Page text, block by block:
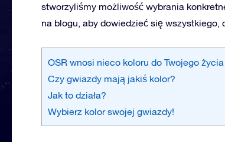
stworzyliśmy możliwość wybrania
na blogu, aby dowiedzieć się wszystkiego,
OSR wnosi nieco koloru do Twojego życia
Czy gwiazdy mają jakiś kolor?
Jak to działa?
Wybierz kolor swojej gwiazdy!